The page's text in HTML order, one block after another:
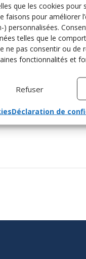
que les cookies pour
faisons pour améliorer
personnalisées.
telles que le
ne pas consentir ou de
fonctionnalités et
Refuser
Déclaration de